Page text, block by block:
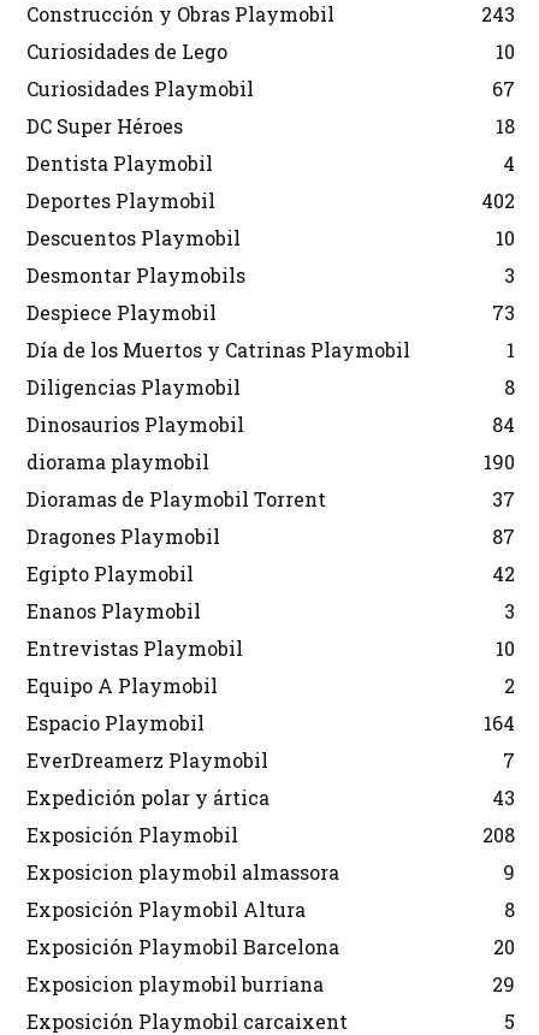
Construcción y Obras Playmobil
243
Curiosidades de Lego
10
Curiosidades Playmobil
67
DC Super Héroes
18
Dentista Playmobil
4
Deportes Playmobil
402
Descuentos Playmobil
10
Desmontar Playmobils
3
Despiece Playmobil
73
Día de los Muertos y Catrinas Playmobil
1
Diligencias Playmobil
8
Dinosaurios Playmobil
84
diorama playmobil
190
Dioramas de Playmobil Torrent
37
Dragones Playmobil
87
Egipto Playmobil
42
Enanos Playmobil
3
Entrevistas Playmobil
10
Equipo A Playmobil
2
Espacio Playmobil
164
EverDreamerz Playmobil
7
Expedición polar y ártica
43
Exposición Playmobil
208
Exposicion playmobil almassora
9
Exposición Playmobil Altura
8
Exposición Playmobil Barcelona
20
Exposicion playmobil burriana
29
Exposición Playmobil carcaixent
5